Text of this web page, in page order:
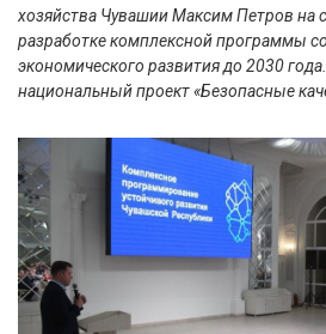
хозяйства Чувашии Максим Петров на
разработке комплексной программы
экономического развития до 2030
национальный проект «Безопасные